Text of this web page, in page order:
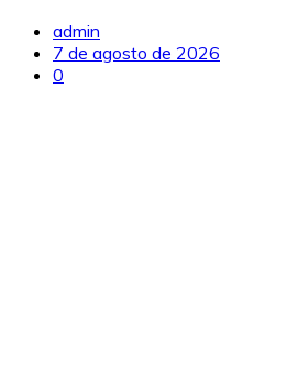
admin
7 de agosto de 2026
0